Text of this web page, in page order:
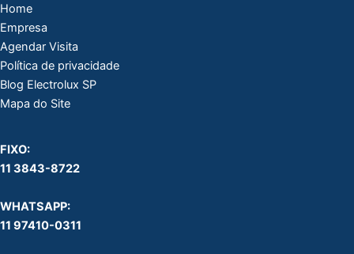
Home
Empresa
Agendar Visita
Política de privacidade
Blog Electrolux SP
Mapa do Site
FIXO:
11 3843-8722
WHATSAPP:
11 97410-0311